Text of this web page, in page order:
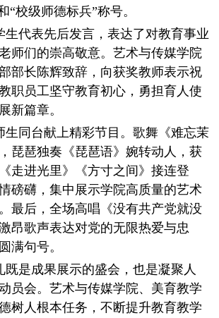
“校级师德标兵”称号。
生代表先后发言，表达了对教育事业
师们的崇高敬意。艺术与传媒学院
部长陈辉致辞，向获奖教师表示祝
职员工坚守教育初心，勇担育人使
新篇章。
生同台献上精彩节目。歌舞《难忘茉
琵琶独奏《琵琶语》婉转动人，获
走进光里》《方寸之间》接连登
磅礴，集中展示学院高质量的艺术
最后，全场高唱《没有共产党就没
昂歌声表达对党的无限热爱与忠
满句号。
既是成果展示的盛会，也是凝聚人
员会。艺术与传媒学院、美育教学
树人根本任务，不断提升教育教学